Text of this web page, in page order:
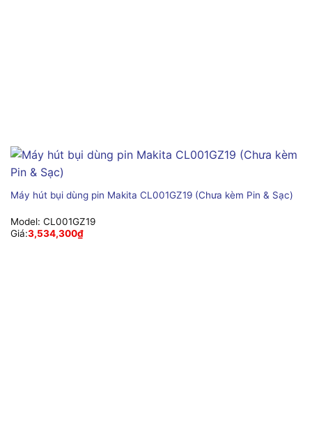
Máy hút bụi dùng pin Makita CL001GZ19 (Chưa kèm Pin & Sạc)
Model: CL001GZ19
Giá:3,534,300₫